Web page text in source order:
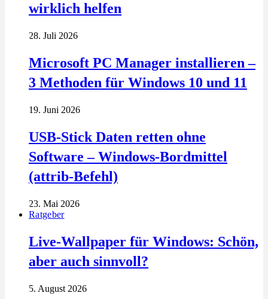
wirklich helfen
28. Juli 2026
Microsoft PC Manager installieren –
3 Methoden für Windows 10 und 11
19. Juni 2026
USB-Stick Daten retten ohne
Software – Windows-Bordmittel
(attrib-Befehl)
23. Mai 2026
Ratgeber
Live-Wallpaper für Windows: Schön,
aber auch sinnvoll?
5. August 2026